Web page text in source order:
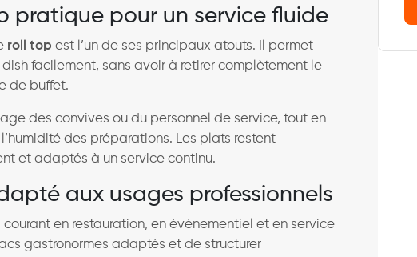
pratique pour un service fluide
roll top est l’un de ses principaux atouts. Il permet
facilement, sans avoir à retirer complètement le
de buffet.
des convives ou du personnel de service, tout en
des préparations. Les plats restent
et adaptés à un service continu.
aux usages professionnels
en restauration, en événementiel et en service
gastronormes adaptés et de structurer